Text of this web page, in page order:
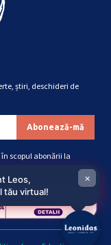
știri, deschideri de
în scopul abonării la
Leos,
tău virtual!
×